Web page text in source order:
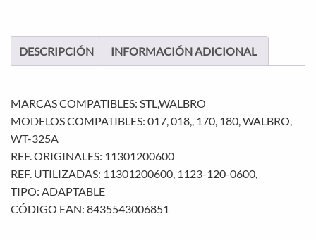
DESCRIPCIÓN INFORMACIÓN ADICIONAL
MARCAS COMPATIBLES: STL,WALBRO
MODELOS COMPATIBLES: 017, 018,, 170, 180, WALBRO,
WT-325A
REF. ORIGINALES: 11301200600
REF. UTILIZADAS: 11301200600, 1123-120-0600,
TIPO: ADAPTABLE
CÓDIGO EAN: 8435543006851